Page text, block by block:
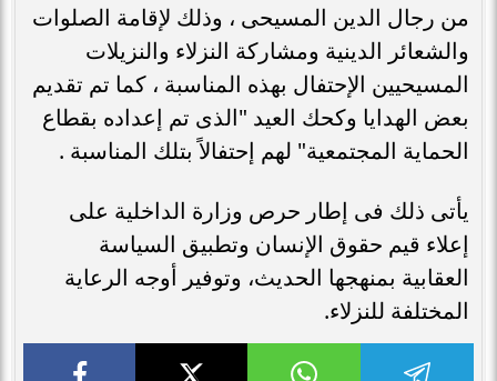
من رجال الدين المسيحى ، وذلك لإقامة الصلوات
والشعائر الدينية ومشاركة النزلاء والنزيلات
المسيحيين الإحتفال بهذه المناسبة ، كما تم تقديم
بعض الهدايا وكحك العيد "الذى تم إعداده بقطاع
الحماية المجتمعية" لهم إحتفالاً بتلك المناسبة .
يأتى ذلك فى إطار حرص وزارة الداخلية على
إعلاء قيم حقوق الإنسان وتطبيق السياسة
العقابية بمنهجها الحديث، وتوفير أوجه الرعاية
المختلفة للنزلاء.